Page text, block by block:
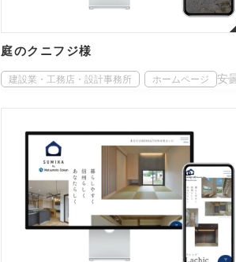
庭のクニフジ様
建設業・工務店・設計事務所 ホームページ 安